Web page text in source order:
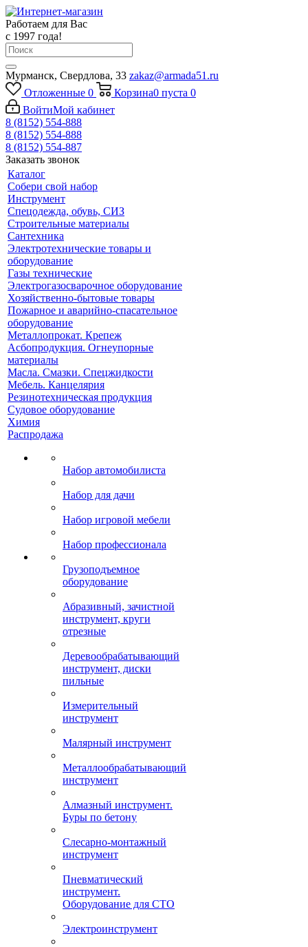
Работаем для Вас
с 1997 года!
Мурманск, Свердлова, 33 zakaz@armada51.ru
Отложенные 0 Корзина0 пуста 0
ВойтиМой кабинет
8 (8152) 554-888
8 (8152) 554-888
8 (8152) 554-887
Заказать звонок
Каталог
Собери свой набор
Инструмент
Спецодежда, обувь, СИЗ
Строительные материалы
Сантехника
Электротехнические товары и
оборудование
Газы технические
Электрогазосварочное оборудование
Хозяйственно-бытовые товары
Пожарное и аварийно-спасательное
оборудование
Металлопрокат. Крепеж
Асбопродукция. Огнеупорные
материалы
Масла. Смазки. Спецжидкости
Мебель. Канцелярия
Резинотехническая продукция
Судовое оборудование
Химия
Распродажа
Набор автомобилиста
Набор для дачи
Набор игровой мебели
Набор профессионала
Грузоподъемное
оборудование
Абразивный, зачистной
инструмент, круги
отрезные
Деревообрабатывающий
инструмент, диски
пильные
Измерительный
инструмент
Малярный инструмент
Металлообрабатывающий
инструмент
Алмазный инструмент.
Буры по бетону
Слесарно-монтажный
инструмент
Пневматический
инструмент.
Оборудование для СТО
Электроинструмент